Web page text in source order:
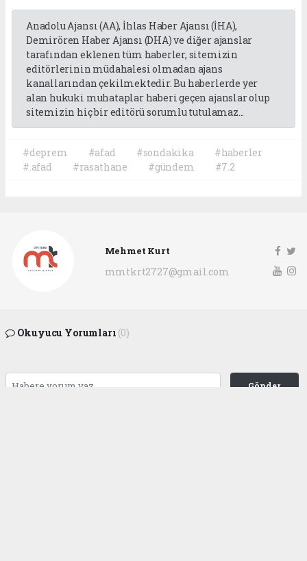
Anadolu Ajansı (AA), İhlas Haber Ajansı (İHA),
Demirören Haber Ajansı (DHA) ve diğer ajanslar
tarafından eklenen tüm haberler, sitemizin
editörlerinin müdahalesi olmadan ajans
kanallarından çekilmektedir. Bu haberlerde yer
alan hukuki muhataplar haberi geçen ajanslar olup
sitemizin hiç bir editörü sorumlu tutulamaz...
#deprem #afad #sondakika
#haberler
#.afad
#rasathane #gündem #7.2
Mehmet Kurt
mmtkrt2727@gmail.com
Okuyucu Yorumları (0)
Gönder